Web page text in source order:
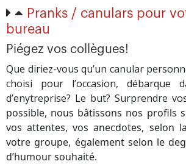
Pranks / canulars pour
bureau
Piégez vos collègues!
Que diriez-vous qu’un canular
choisi pour l’occasion, débarque
d’enytreprise? Le but? Surprendre
possible, nous bâtissons nos profils
vos attentes, vos anecdotes, selon
votre groupe, également selon le
d’humour souhaité.